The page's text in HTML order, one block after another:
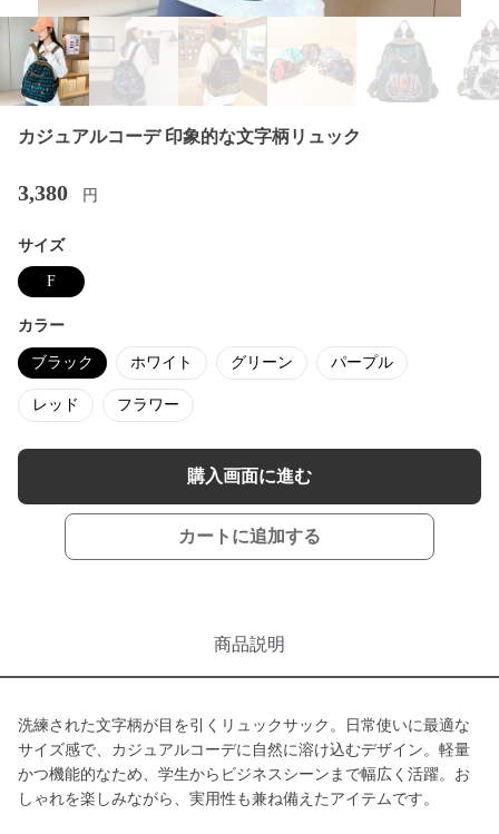
カジュアルコーデ 印象的な文字柄リュック
3,380 円
サイズ
F
カラー
ブラック ホワイト グリーン パープル
レッド フラワー
購入画面に進む
カートに追加する
商品説明
洗練された文字柄が目を引くリュックサック。日常使いに最適な
サイズ感で、カジュアルコーデに自然に溶け込むデザイン。軽量
かつ機能的なため、学生からビジネスシーンまで幅広く活躍。お
しゃれを楽しみながら、実用性も兼ね備えたアイテムです。